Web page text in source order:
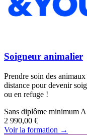
Soigneur animalier
Prendre soin des
distance pour devenir
ou en refuge !
Sans diplôme minimum A
2 990,00 €
Voir la formation →